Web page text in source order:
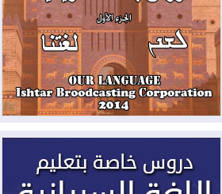
2026-08-05
حرائق فرنسا.. توقيف 402
شخص بينهم 156 قاصرا منذ بداية موسم
الحرائق
2026-08-04سومو: إنتاج النفط في إقليم
كوردستان انخفض إلى أقل من 10%
ملفات حقبة الكاظمي تعود إلى
الواجهة.. أنباء عن مراجعات قضائية
وتحقيقات أوسع في قضايا فساد